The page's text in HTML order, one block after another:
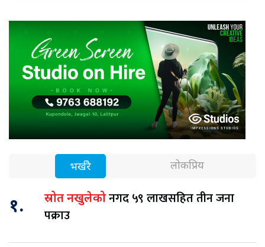
भर्खरै लोकप्रिय
१. स्रोत नखुलेकोनगद ५९ लाखसहित तीन जना
पक्राउ